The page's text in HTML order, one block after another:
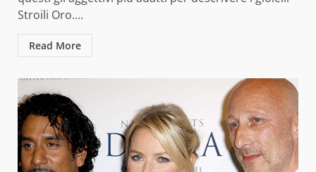
Stroili Oro....
Read More